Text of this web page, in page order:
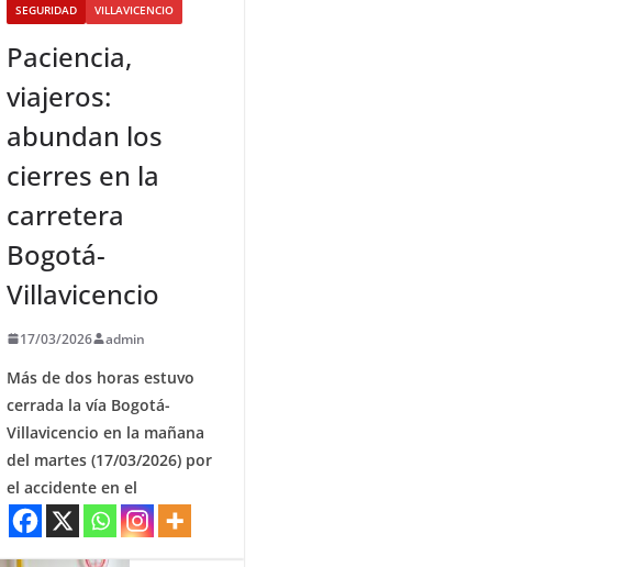
SEGURIDAD
VILLAVICENCIO
Paciencia,
viajeros:
abundan los
cierres en la
carretera
Bogotá-
Villavicencio
17/03/2026 admin
Más de dos horas estuvo
cerrada la vía Bogotá-
Villavicencio en la mañana
del martes (17/03/2026) por
el accidente en el